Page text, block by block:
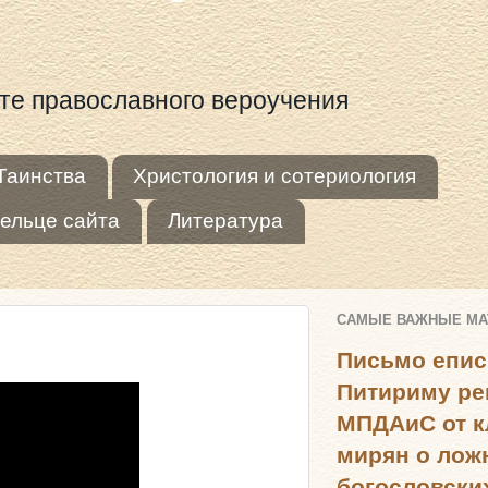
православного вероучения
Христология и сотериология
сайта
Литература
САМЫЕ ВАЖНЫЕ
Письмо
Питириму
МПДАиС от
мирян о